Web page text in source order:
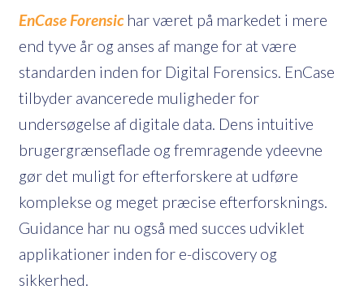
EnCase Forensichar været på markedet i mere
end tyve år og anses af mange for at være
standarden inden for Digital Forensics. EnCase
tilbyder avancerede muligheder for
undersøgelse af digitale data. Dens intuitive
brugergrænseflade og fremragende ydeevne
gør det muligt for efterforskere at udføre
komplekse og meget præcise efterforsknings.
Guidance har nu også med succes udviklet
applikationer inden for e-discovery og
sikkerhed.